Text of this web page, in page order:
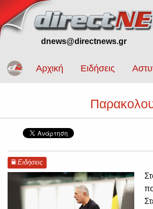
dnews@directnews.gr
Αρχική Ειδήσεις
Ειδήσεις